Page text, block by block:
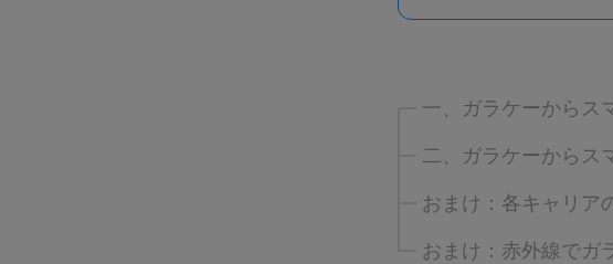
一、ガラケーからス
二、ガラケーからス
おまけ：各キャリア
おまけ：赤外線でガ